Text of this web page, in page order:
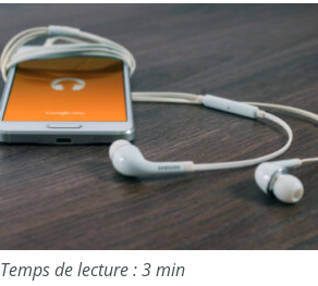
guidées ?
Temps de lecture : 3 min